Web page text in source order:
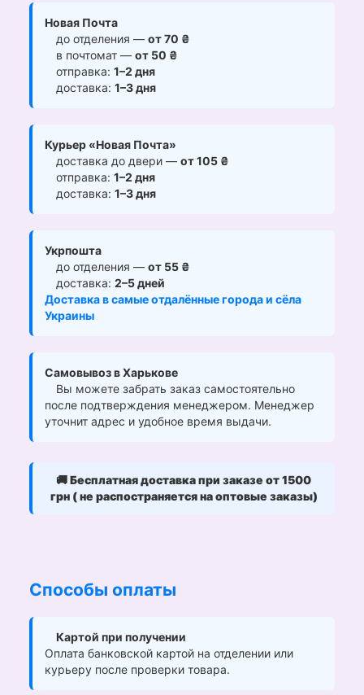
Новая Почта
до отделения — от 70 ₴
в почтомат — от 50 ₴
отправка: 1–2 дня
доставка: 1–3 дня
Курьер «Новая Почта»
доставка до двери — от 105 ₴
отправка: 1–2 дня
доставка: 1–3 дня
Укрпошта
до отделения — от 55 ₴
доставка: 2–5 дней
Доставка в самые отдалённые города и сёла
Украины
Самовывоз в Харькове
Вы можете забрать заказ самостоятельно
после подтверждения менеджером. Менеджер
уточнит адрес и удобное время выдачи.
🚚Бесплатная доставка при заказе от 1500
грн ( не распостраняется на оптовые заказы)
Способы оплаты
Картой при получении
Оплата банковской картой на отделении или
курьеру после проверки товара.